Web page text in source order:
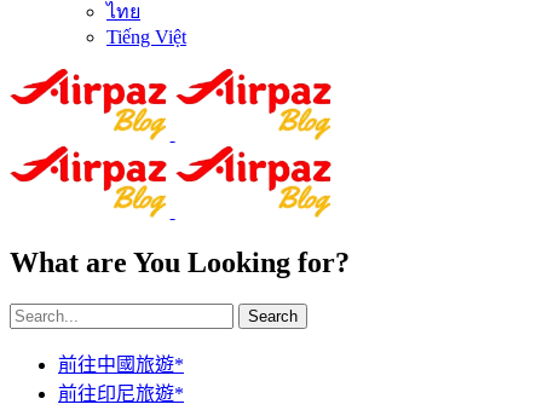
ไทย
Tiếng Việt
What are You Looking for?
Search
前往中國旅遊*
前往印尼旅遊*